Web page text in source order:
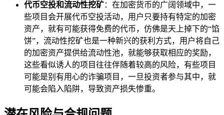
代币空投和流动性挖矿：在加密货币的广阔领域中，一
些项目会开展代币空投活动，用户只要持有特定的加密
资产，就有可能获得免费的代币，仿佛是天上掉下的“馅
饼”，流动性挖矿也是一种新兴的获利方式，用户将自己
的加密资产提供给流动性池，就能够获取相应的奖励，
这些看似诱人的项目往往伴随着较高的风险，有些项目
可能是别有用心的诈骗项目，一旦投资者参与其中，就
可能会陷入陷阱，导致资产损失惨重。